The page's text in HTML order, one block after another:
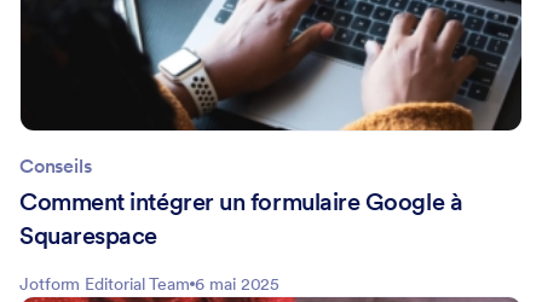
Conseils
Comment intégrer un formulaire Google à
Squarespace
Jotform Editorial Team 6 mai 2025